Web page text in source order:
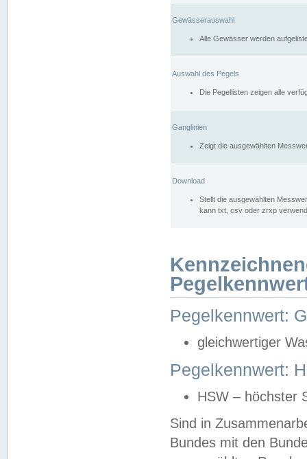
Gewässerauswahl
Alle Gewässer werden
Auswahl des Pegels
Die Pegellisten zeigen alle
Ganglinien
Zeigt die ausgewählten
Download
Stellt die ausgewählten
kann txt, csv oder zrxp
Pegelkennwert:
gleichwertiger
Pegelkennwert:
HSW – höchster
Sind in
Bundes mit den